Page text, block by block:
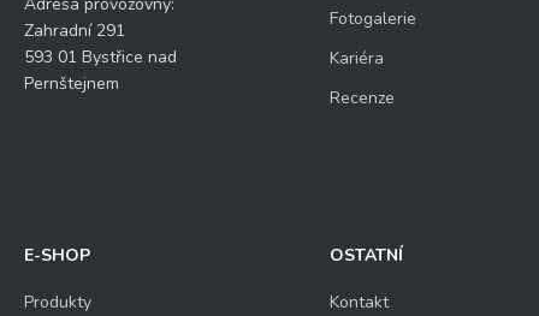
Zahradní 291
593 01 Bystřice nad
Pernštejnem
Fotogalerie
Kariéra
Recenze
E-SHOP
Produkty
OSTATNÍ
Kontakt